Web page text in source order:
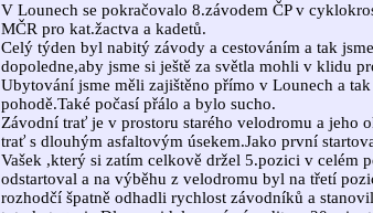
V Lounech se pokračovalo 8.závodem ČP v
MČR pro kat.žactva a kadetů.
Celý týden byl nabitý závody a cestováním a tak
dopoledne,aby jsme si ještě za světla mohli v klidu
Ubytování jsme měli zajištěno přímo v Lounech a
pohodě.Také počasí přálo a bylo sucho.
Závodní trať je v prostoru starého velodromu a jeho
trať s dlouhým asfaltovým úsekem.Jako první
Vašek ,který si zatím celkově držel 5.pozici v celém
odstartoval a na výběhu z velodromu byl na třetí
rozhodčí špatně odhadli rychlost závodníků a